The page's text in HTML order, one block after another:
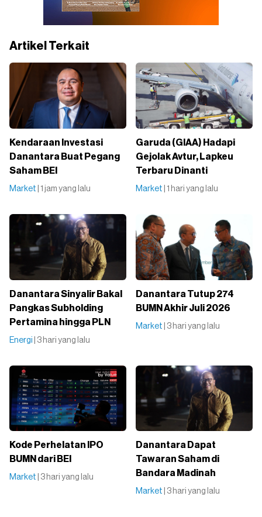
Artikel Terkait
Kendaraan Investasi
Danantara Buat Pegang
Saham BEI
Market | 1 jam yang lalu
Garuda (GIAA) Hadapi
Gejolak Avtur, Lapkeu
Terbaru Dinanti
Market | 1 hari yang lalu
Danantara Sinyalir Bakal
Pangkas Subholding
Pertamina hingga PLN
Energi | 3 hari yang lalu
Danantara Tutup 274
BUMN Akhir Juli 2026
Market | 3 hari yang lalu
Kode Perhelatan IPO
BUMN dari BEI
Market | 3 hari yang lalu
Danantara Dapat
Tawaran Saham di
Bandara Madinah
Market | 3 hari yang lalu